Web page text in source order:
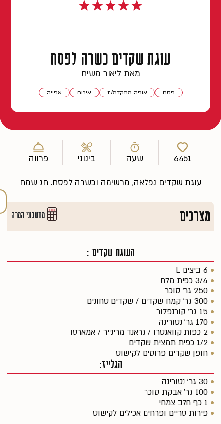
עוגת שקדים כשרה לפסח
מאת ליאור משיח
פסח אופה מתקדמ/ת אירוח אפייה
6451 שעה בינוני פרווה
עוגת שקדים נפלאה, מרשימה וכשרה לפסח. חג שמח
מצרכים מחשבוני המרה
העוגת שקדים :
6 ביצים L
3/4 כפית מלח
250 גר' סוכר
300 גר' קמח שקדים / שקדים טחונים
15 גר' קורנפלור
170 גר' נטורינה
2 כפות קוואנטרו / גראנד מרינייר / אמארטו
1/2 כפית תמצית שקדים
חופן שקדים פרוסים לקישוט
הגלייז:
30 גר' נטורינה
100 גר' אבקת סוכר
1 כף חלב צמחי
פירות טריים ופרחים אכילים לקישוט